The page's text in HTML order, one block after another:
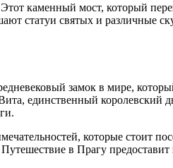
каменный мост, который
статуи святых и различные
замок в мире,
единственный королевский
которые стоит
в Прагу